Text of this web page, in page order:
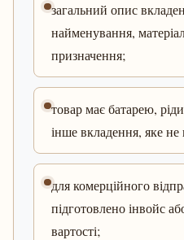
загальний опис
найменування,
призначення;
товар має батарею,
інше вкладення, яке
для комерційного
підготовлено інвойс
вартості;